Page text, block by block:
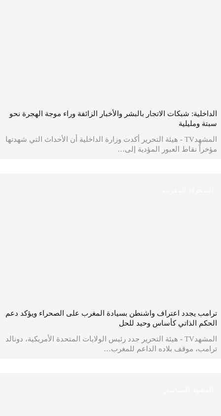
الداخلية: شبكات الاتجار بالبشر والأخبار الزائفة وراء موجة الهجرة نحو
سبتة ومليلية
المشهدTV - هيئة التحرير أكدت وزارة الداخلية أن الأحداث التي شهدتها
مؤخراً نقاط العبور المؤدية إلى…
ترامب يجدد اعتراف واشنطن بسيادة المغرب على الصحراء ويؤكد دعم
الحكم الذاتي كأساس وحيد للحل
المشهدTV - هيئة التحرير جدد رئيس الولايات المتحدة الأمريكية، دونالد
ترامب، موقف بلاده الداعم للمغرب…